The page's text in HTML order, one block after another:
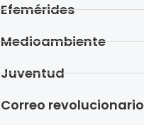
Efemérides
Medioambiente
Juventud
Correo revolucionario